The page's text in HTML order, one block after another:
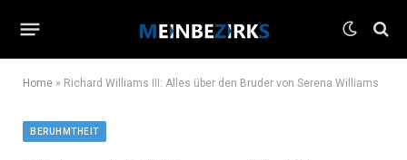
Home » Richard Williams III: Alles über den Bruder von Serena Williams
BERUHMTHEIT